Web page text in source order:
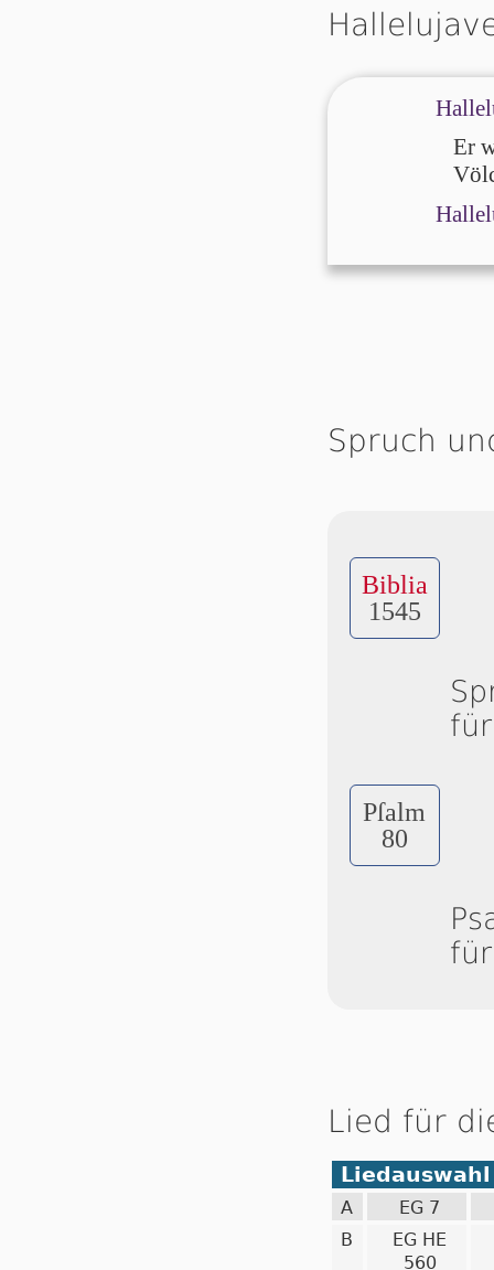
Er
Spruch
Biblia
1545
Pſalm
80
Lied für
Liedauswahl
A
EG 7
B
EG HE
560